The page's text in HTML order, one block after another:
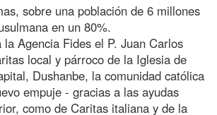
sobre una población de 6 millones
en un 80%.
la Agencia Fides el P. Juan Carlos
local y párroco de la Iglesia de
Dushanbe, la comunidad católica
empuje - gracias a las ayudas
como de Caritas italiana y de la